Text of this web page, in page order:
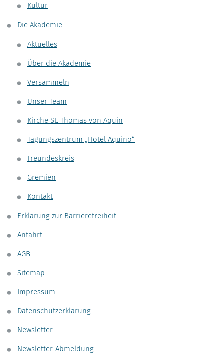
Kultur
Die Akademie
Aktuelles
Über die Akademie
Versammeln
Unser Team
Kirche St. Thomas von Aquin
Tagungszentrum „Hotel Aquino“
Freundeskreis
Gremien
Kontakt
Erklärung zur Barrierefreiheit
Anfahrt
AGB
Sitemap
Impressum
Datenschutzerklärung
Newsletter
Newsletter-Abmeldung